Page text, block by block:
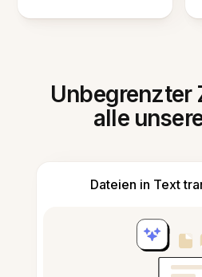
alle
Dateien in Text